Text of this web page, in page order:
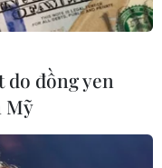
do đồng yen
Mỹ